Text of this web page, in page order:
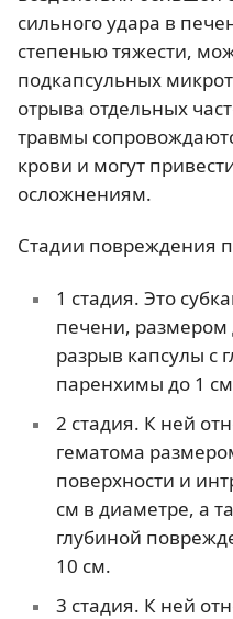
сильного удара в
степенью тяжести,
подкапсульных
отрыва отдельных
травмы
крови и могут
осложнениям.
Стадии повреждения
1 стадия. Это
печени, размером
разрыв капсулы с
паренхимы до 1
2 стадия. К ней
гематома
поверхности и
см в диаметре, а
глубиной
10 см.
3 стадия. К ней